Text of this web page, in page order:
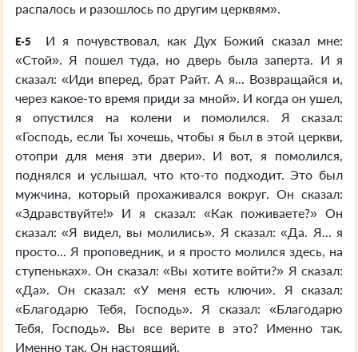
распалось и разошлось по другим церквям».
E-5
И я почувствовал, как Дух Божий сказал мне:
«Стой». Я пошел туда, но дверь была заперта. И я
сказал: «Иди вперед, брат Райт. А я... Возвращайся и,
через какое-то время приди за мной». И когда он ушел,
я опустился на колени и помолился. Я сказал:
«Господь, если Ты хочешь, чтобы я был в этой церкви,
отопри для меня эти двери». И вот, я помолился,
поднялся и услышал, что кто-то подходит. Это был
мужчина, который прохаживался вокруг. Он сказал:
«Здравствуйте!» И я сказал: «Как поживаете?» Он
сказал: «Я видел, вы молились». Я сказал: «Да. Я... я
просто... Я проповедник, и я просто молился здесь, на
ступеньках». Он сказал: «Вы хотите войти?» Я сказал:
«Да». Он сказал: «У меня есть ключи». Я сказал:
«Благодарю Тебя, Господь». Я сказал: «Благодарю
Тебя, Господь». Вы все верите в это? Именно так.
Именно так. Он настоящий.